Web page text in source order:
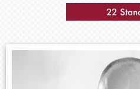
22